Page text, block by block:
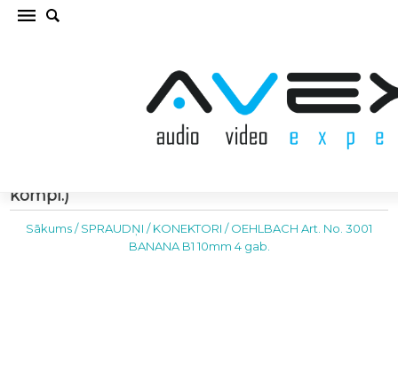
OEHLBACH Art. No. 3001 BANANA B1 10mm 4
kompl.)
Sākums/SPRAUDŅI / KONEKTORI /OEHLBACH Art. No. 3001
BANANA B1 10mm 4 gab.